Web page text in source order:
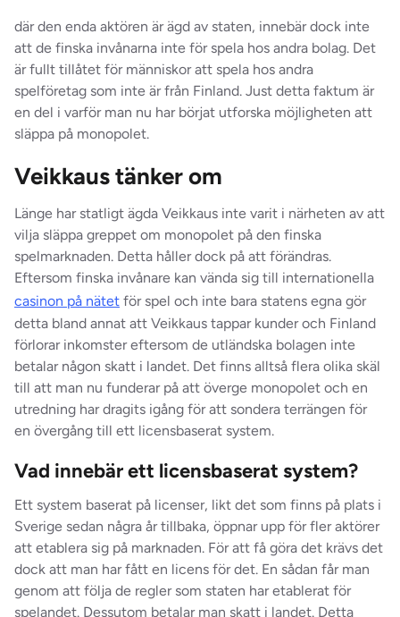
där den enda aktören är ägd av staten, innebär dock inte
att de finska invånarna inte för spela hos andra bolag. Det
är fullt tillåtet för människor att spela hos andra
spelföretag som inte är från Finland. Just detta faktum är
en del i varför man nu har börjat utforska möjligheten att
släppa på monopolet.
Veikkaus tänker om
Länge har statligt ägda Veikkaus inte varit i närheten av att
vilja släppa greppet om monopolet på den finska
spelmarknaden. Detta håller dock på att förändras.
Eftersom finska invånare kan vända sig till internationella
casinon på nätet för spel och inte bara statens egna gör
detta bland annat att Veikkaus tappar kunder och Finland
förlorar inkomster eftersom de utländska bolagen inte
betalar någon skatt i landet. Det finns alltså flera olika skäl
till att man nu funderar på att överge monopolet och en
utredning har dragits igång för att sondera terrängen för
en övergång till ett licensbaserat system.
Vad innebär ett licensbaserat system?
Ett system baserat på licenser, likt det som finns på plats i
Sverige sedan några år tillbaka, öppnar upp för fler aktörer
att etablera sig på marknaden. För att få göra det krävs det
dock att man har fått en licens för det. En sådan får man
genom att följa de regler som staten har etablerat för
spelandet. Dessutom betalar man skatt i landet. Detta